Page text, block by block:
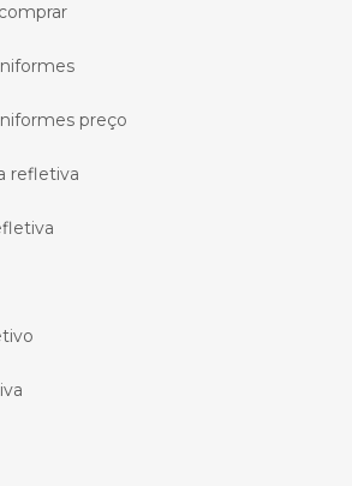
preço
refletiva